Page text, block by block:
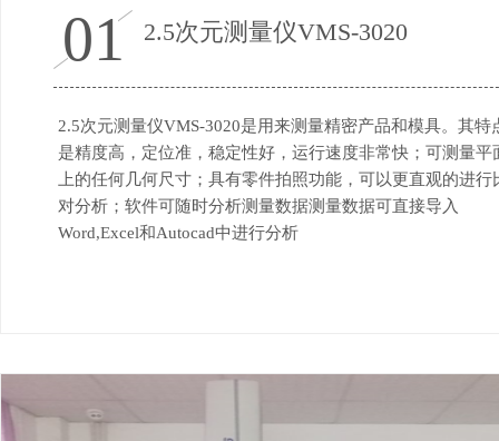
01 2.5次元测量仪VMS-3020
2.5次元测量仪VMS-3020是用来测量精密产品和模具。其特
是精度高，定位准，稳定性好，运行速度非常快；可测量平
上的任何几何尺寸；具有零件拍照功能，可以更直观的进行
对分析；软件可随时分析测量数据测量数据可直接导入
Word,Excel和Autocad中进行分析